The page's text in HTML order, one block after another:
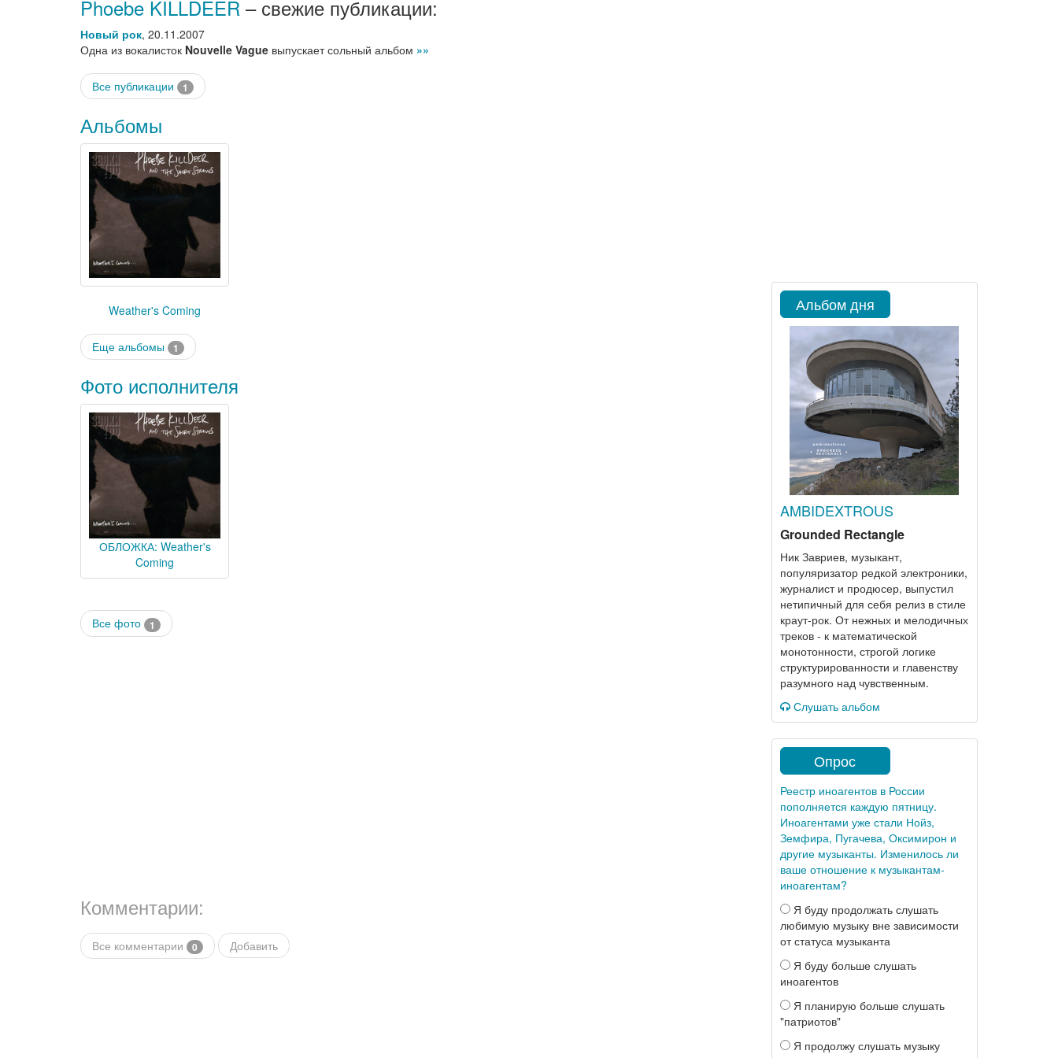
Phoebe KILLDEER – свежие публикации:
Новый рок, 20.11.2007
Одна из вокалисток Nouvelle Vague выпускает сольный альбом »»
Все публикации 1
Альбомы
Weather's Coming
Еще альбомы 1
Фото исполнителя
ОБЛОЖКА: Weather's
Coming
Все фото 1
Комментарии:
Все комментарии 0 Добавить
Альбом дня
AMBIDEXTROUS
Grounded Rectangle
Ник Завриев, музыкант,
популяризатор редкой электроники,
журналист и продюсер, выпустил
нетипичный для себя релиз в стиле
краут-рок. От нежных и мелодичных
треков - к математической
монотонности, строгой логике
структурированности и главенству
разумного над чувственным.
Слушать альбом
Опрос
Реестр иноагентов в России
пополняется каждую пятницу.
Иноагентами уже стали Нойз,
Земфира, Пугачева, Оксимирон и
другие музыканты. Изменилось ли
ваше отношение к музыкантам-
иноагентам?
Я буду продолжать слушать
любимую музыку вне зависимости
от статуса музыканта
Я буду больше слушать
иноагентов
Я планирую больше слушать
"патриотов"
Я продолжу слушать музыку